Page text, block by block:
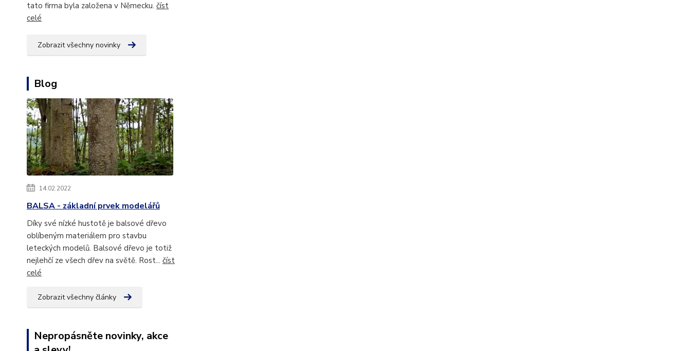
tato firma byla založena v Německu. číst
celé
Zobrazit všechny novinky
Blog
14.02.2022
BALSA - základní prvek modelářů
Díky své nízké hustotě je balsové dřevo
oblíbeným materiálem pro stavbu
leteckých modelů. Balsové dřevo je totiž
nejlehčí ze všech dřev na světě. Rost... číst
celé
Zobrazit všechny články
Nepropásněte novinky, akce